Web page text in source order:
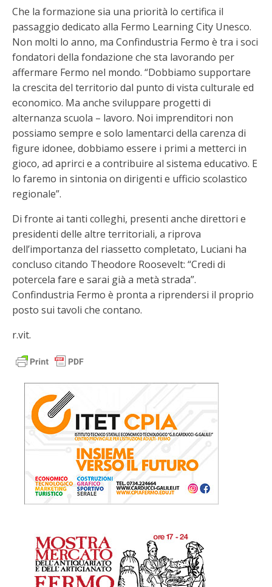
Che la formazione sia una priorità lo certifica il
passaggio dedicato alla Fermo Learning City Unesco.
Non molti lo anno, ma Confindustria Fermo è tra i soci
fondatori della fondazione che sta lavorando per
affermare Fermo nel mondo. “Dobbiamo supportare
la crescita del territorio dal punto di vista culturale ed
economico. Ma anche sviluppare progetti di
alternanza scuola – lavoro. Noi imprenditori non
possiamo sempre e solo lamentarci della carenza di
figure idonee, dobbiamo essere i primi a metterci in
gioco, ad aprirci e a contribuire al sistema educativo. E
lo faremo in sintonia on dirigenti e ufficio scolastico
regionale”.
Di fronte ai tanti colleghi, presenti anche direttori e
presidenti delle altre territoriali, a riprova
dell’importanza del riassetto completato, Luciani ha
concluso citando Theodore Roosevelt: “Credi di
potercela fare e sarai già a metà strada”.
Confindustria Fermo è pronta a riprendersi il proprio
posto sui tavoli che contano.
r.vit.